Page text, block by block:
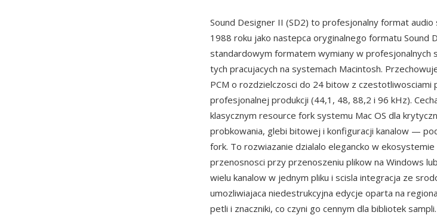
Sound Designer II (SD2) to profesjonalny format
1988 roku jako nastepca oryginalnego formatu Sound
standardowym formatem wymiany w profesjonalnych
tych pracujacych na systemach Macintosh.
PCM o rozdzielczosci do 24 bitow z czestotliwosciami
profesjonalnej produkcji (44,1, 48, 88,2 i 96 kHz).
klasycznym resource fork systemu Mac OS dla
probkowania, glebi bitowej i konfiguracji kanalow —
fork. To rozwiazanie dzialalo elegancko w
przenosnosci przy przenoszeniu plikow na Windows
wielu kanalow w jednym pliku i scisla integracja ze
umozliwiajaca niedestrukcyjna edycje oparta na
petli i znaczniki, co czyni go cennym dla bibliotek